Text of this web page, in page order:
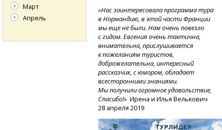
«Нас заинтересовала программа тура
в Нормандию, в этой части Франции
мы еще не были. Нам очень повезло
с гидом. Евгения очень тактична,
внимательна, прислушивается
к пожеланиям туристов,
доброжелательна, интересный
рассказчик, с юмором, обладает
всесторонними знаниями.
Мы получили огромное удовольствие,
Спасибо!» Ирена и Илья Велькович
28 апреля 2019
Март
Апрель